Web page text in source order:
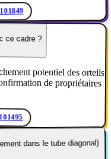
ce cadre ?
potentiel des orteils
de propriétaires
dans le tube diagonal)